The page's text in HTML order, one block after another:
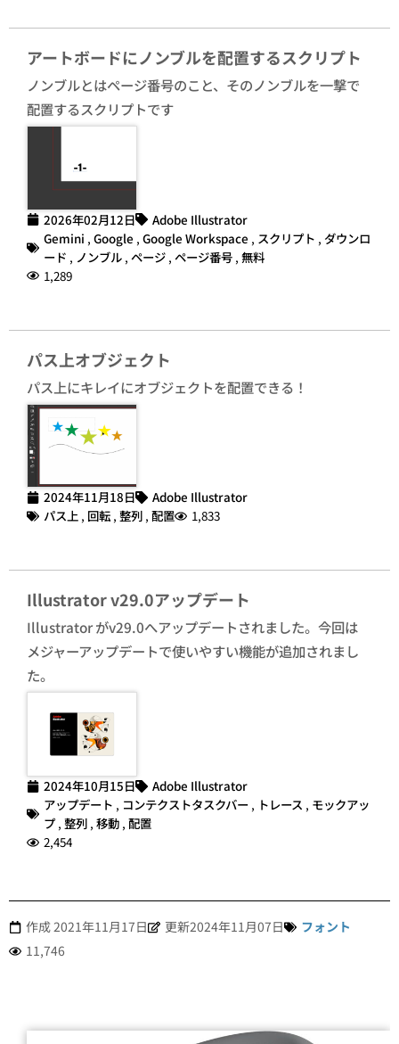
アートボードにノンブルを配置するスクリプト
ノンブルとはページ番号のこと、そのノンブルを一撃で
配置するスクリプトです
2026年02月12日
Adobe Illustrator
Gemini , Google , Google Workspace , スクリプト , ダウンロ
ード , ノンブル , ページ , ページ番号 , 無料
1,289
パス上オブジェクト
パス上にキレイにオブジェクトを配置できる！
2024年11月18日
Adobe Illustrator
パス上 , 回転 , 整列 , 配置 1,833
Illustrator v29.0アップデート
Illustrator がv29.0へアップデートされました。今回は
メジャーアップデートで使いやすい機能が追加されまし
た。
2024年10月15日
Adobe Illustrator
アップデート , コンテクストタスクバー , トレース , モックアッ
プ, 整列 , 移動 , 配置
2,454
作成2021年11月17日 更新2024年11月07日
フォント
11,746